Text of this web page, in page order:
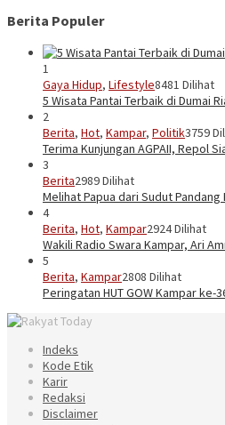
Berita Populer
1
Gaya Hidup, Lifestyle8481 Dilihat
5 Wisata Pantai Terbaik di Dumai
2
Berita, Hot, Kampar, Politik3759
Terima Kunjungan AGPAII, Repol
3
Berita2989 Dilihat
Melihat Papua dari Sudut Pandang
4
Berita, Hot, Kampar2924 Dilihat
Wakili Radio Swara Kampar, Ari
5
Berita, Kampar2808 Dilihat
Peringatan HUT GOW Kampar ke-
Indeks
Kode Etik
Karir
Redaksi
Disclaimer